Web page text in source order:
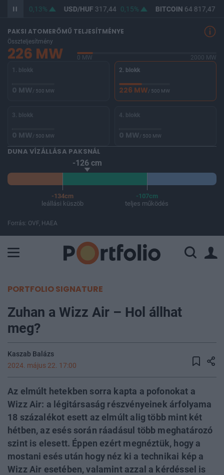
365,90 0,13% USD/HUF317,44 0,15% BITCOIN64 817,47
PAKSI ATOMERŐMŰ TELJESÍTMÉNYE
Összteljesítmény
226 MW 0 MW
2000 MW
1. blokk
0 MW/ 500 MW
2. blokk
226 MW/ 500 MW
3. blokk
0 MW/ 500 MW
4. blokk
0 MW/ 500 MW
DUNA VÍZÁLLÁSA PAKSNÁL
-126 cm
-134cm
leállási küszöb
-107cm
teljes működés
Forrás: OVF, HAEA
PORTFOLIO SIGNATURE
Zuhan a Wizz Air – Hol állhat
meg?
Kaszab Balázs
2024. május 22. 17:00
Az elmúlt hetekben sorra kapta a pofonokat a
Wizz Air: a légitársaság részvényeinek árfolyama
18 százalékot esett az elmúlt alig több mint két
hétben, az esés során ráadásul több meghatározó
szint is elesett. Éppen ezért megnéztük, hogy a
mostani esés után hogy néz ki a technikai kép a
Wizz Air esetében, valamint azzal a kérdéssel is